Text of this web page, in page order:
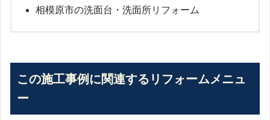
相模原市の洗面台・洗面所リフォーム
この施工事例に関連するリフォームメニュ
ー